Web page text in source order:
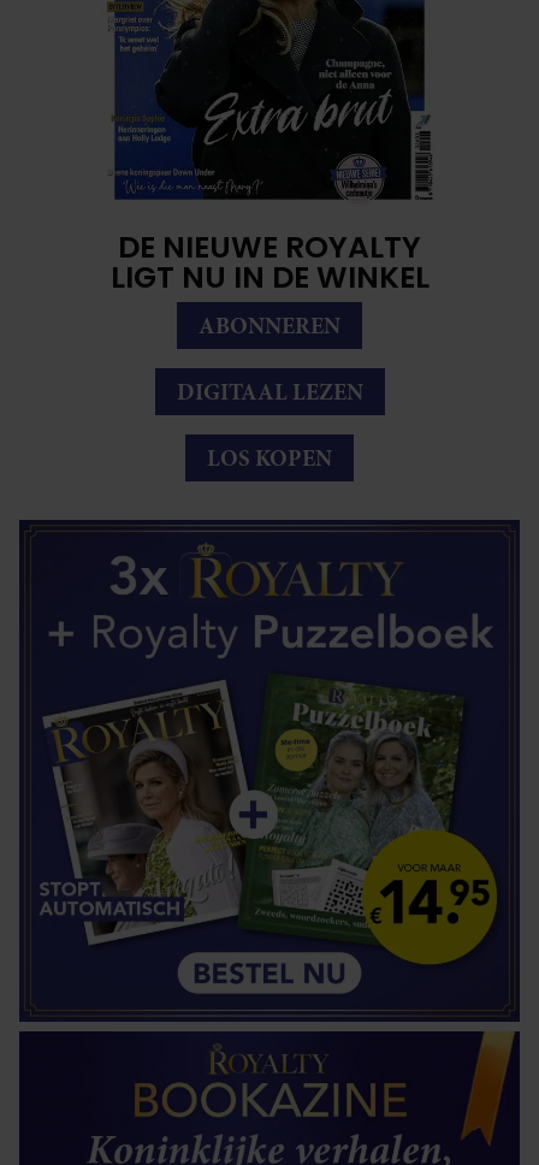
DE NIEUWE ROYALTY
LIGT NU IN DE WINKEL
ABONNEREN
DIGITAAL LEZEN
LOS KOPEN